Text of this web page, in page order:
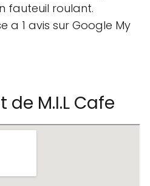
fauteuil roulant.
a 1 avis sur Google My
M.I.L Cafe